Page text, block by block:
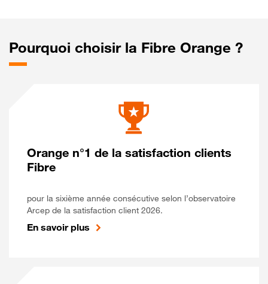
Pourquoi choisir la Fibre Orange ?
Orange n°1 de la satisfaction clients
Fibre
pour la sixième année consécutive selon l’observatoire
Arcep de la satisfaction client 2026.
En savoir plus